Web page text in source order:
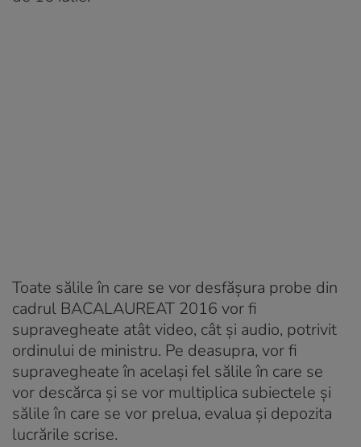
Toate sălile în care se vor desfăşura probe din
cadrul BACALAUREAT 2016 vor fi
supravegheate atât video, cât şi audio, potrivit
ordinului de ministru. Pe deasupra, vor fi
supravegheate în acelaşi fel sălile în care se
vor descărca şi se vor multiplica subiectele şi
sălile în care se vor prelua, evalua şi depozita
lucrările scrise.